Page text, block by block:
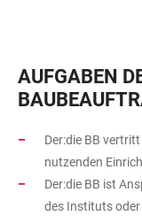
AUFGABEN
Der:die BB
nutzenden
Der:die BB ist
des Instituts